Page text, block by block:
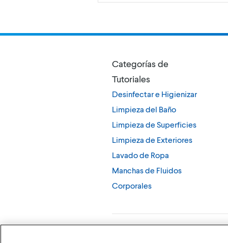
Categorías de
Tutoriales
Desinfectar e Higienizar
Limpieza del Baño
Limpieza de Superficies
Limpieza de Exteriores
Lavado de Ropa
Manchas de Fluidos
Corporales